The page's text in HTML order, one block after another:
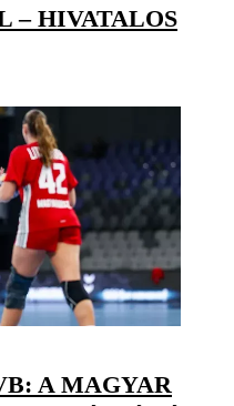
– HIVATALOS
A MAGYAR